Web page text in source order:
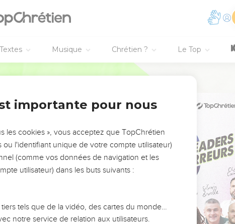
Textes Musique Chrétien ? Le Top
!
vision. Mais on voit
que ce sont
les erreurs
que leurs erreurs
ou une famille,
importante pour nous
les cookies », vous acceptez que TopChrétien
l'identifiant unique de votre compte utilisateur)
(comme vos données de navigation et les
utilisateur) dans les buts suivants :
tels que de la vidéo, des cartes du monde…
notre service de relation aux utilisateurs.